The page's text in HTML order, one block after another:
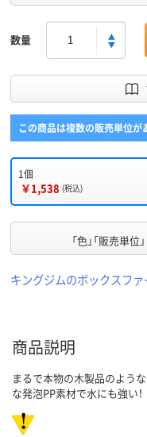
数量
この商品は複数の販売単位が
1個
￥1,538 (税込)
「色」「販売単位
キングジムのボックスファ
商品説明
まるで本物の木製品のよう
な発泡PP素材で水にも強い！